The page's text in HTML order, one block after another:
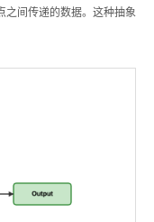
之间传递的数据。这种抽象